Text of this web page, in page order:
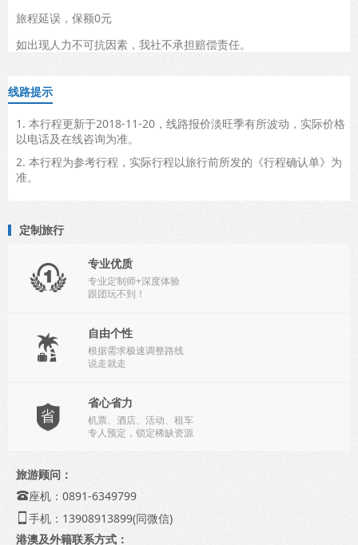
旅程延误，保额0元
如出现人力不可抗因素，我社不承担赔偿责任。
线路提示
1. 本行程更新于2018-11-20，线路报价淡旺季有所波动，实际价格
以电话及在线咨询为准。
2. 本行程为参考行程，实际行程以旅行前所发的《行程确认单》为
准。
定制旅行
 专业优质
专业定制师+深度体验
跟团玩不到！
 自由个性
根据需求极速调整路线
说走就走
 省心省力
机票、酒店、活动、租车
专人预定，锁定稀缺资源
旅游顾问：
座机：0891-6349799
手机：13908913899(同微信)
港澳及外籍联系方式：